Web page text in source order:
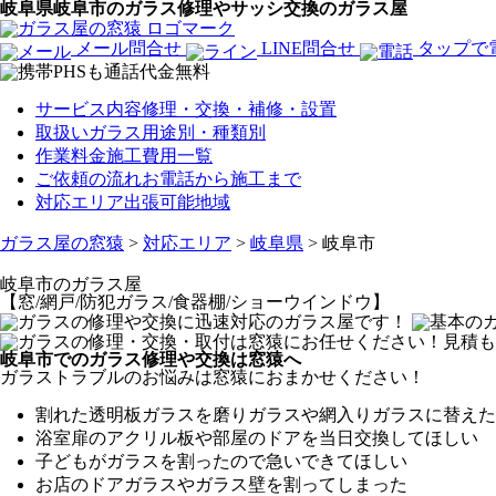
岐阜県岐阜市のガラス修理やサッシ交換のガラス屋
メール問合せ LINE問合せ タップで
サービス内容修理・交換・補修・設置
取扱いガラス 用途別・種類別
作業料金施工費用一覧
ご依頼の流れお電話から施工まで
対応エリア出張可能地域
ガラス屋の窓猿 > 対応エリア > 岐阜県 > 岐阜市
岐阜市のガラス屋
【窓/網戸/防犯ガラス/食器棚/ショーウインドウ】
岐阜市でのガラス修理や交換は窓猿へ
ガラストラブルのお悩みは窓猿におまかせください！
割れた透明板ガラスを磨りガラスや網入りガラスに替え
浴室扉のアクリル板や部屋のドアを当日交換してほしい
子どもがガラスを割ったので急いできてほしい
お店のドアガラスやガラス壁を割ってしまった